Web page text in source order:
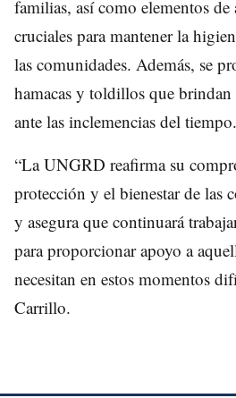
familias, así como elementos de
cruciales para mantener la
las comunidades. Además, se
hamacas y toldillos que
ante las inclemencias del tiempo.
“La UNGRD reafirma su
protección y el bienestar de las
y asegura que continuará
para proporcionar apoyo a
necesitan en estos momentos
Carrillo.